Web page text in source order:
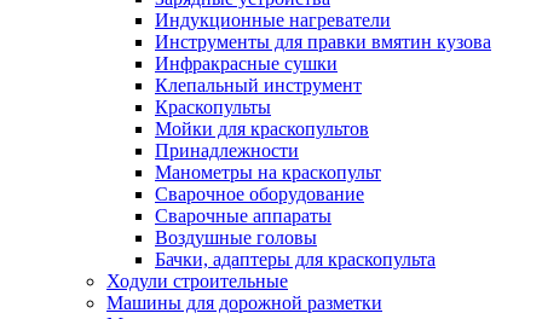
Индукционные нагреватели
Инструменты для правки вмятин кузова
Инфракрасные сушки
Клепальный инструмент
Краскопульты
Мойки для краскопультов
Принадлежности
Манометры на краскопульт
Сварочное оборудование
Сварочные аппараты
Воздушные головы
Бачки, адаптеры для краскопульта
Ходули строительные
Машины для дорожной разметки